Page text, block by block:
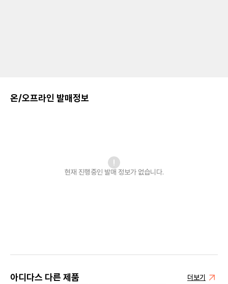
온/오프라인 발매정보
현재 진행중인 발매 정보가 없습니다.
아디다스 다른 제품 더보기